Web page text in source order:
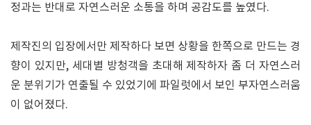
정과는 반대로 자연스러운 소통을 하며 공감도를 높였다.
제작진의 입장에서만 제작하다 보면 상황을 한쪽으로 만드는 경
향이 있지만, 세대별 방청객을 초대해 제작하자 좀 더 자연스러
운 분위기가 연출될 수 있었기에 파일럿에서 보인 부자연스러움
이 없어졌다.